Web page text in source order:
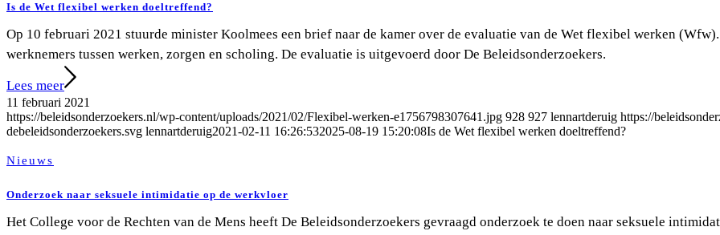
Is de Wet flexibel werken doeltreffend?
Op 10 februari 2021 stuurde minister Koolmees een brief naar de kamer over de evaluatie van de Wet flexibel werken
werknemers tussen werken, zorgen en scholing. De evaluatie is uitgevoerd door De Beleidsonderzoekers.
Lees meer
11 februari 2021
https://beleidsonderzoekers.nl/wp-content/uploads/2021/02/Flexibel-werken-e1756798307641.jpg 928 927 lennartderuig https://
debeleidsonderzoekers.svg lennartderuig2021-02-11 16:26:532025-08-19 15:20:08Is de Wet flexibel werken doeltreffend?
Nieuws
Onderzoek naar seksuele intimidatie op de werkvloer
Het College voor de Rechten van de Mens heeft De Beleidsonderzoekers gevraagd onderzoek te doen naar seksuele